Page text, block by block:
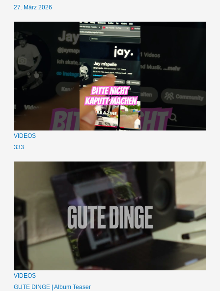
27. März 2026
VIDEOS
333
VIDEOS
GUTE DINGE | Album Teaser